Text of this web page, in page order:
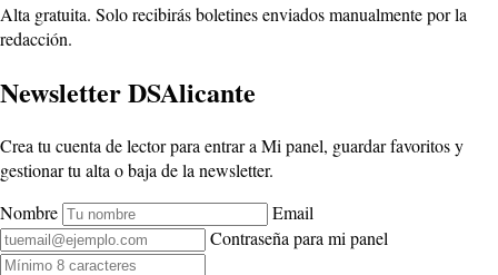
Alta gratuita. Solo recibirás boletines enviados manualmente por la
redacción.
Newsletter DSAlicante
Crea tu cuenta de lector para entrar a Mi panel, guardar favoritos y
gestionar tu alta o baja de la newsletter.
Nombre
Email
Contraseña para mi panel